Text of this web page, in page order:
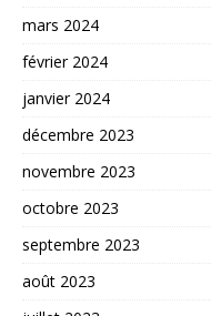
mars 2024
février 2024
janvier 2024
décembre 2023
novembre 2023
octobre 2023
septembre 2023
août 2023